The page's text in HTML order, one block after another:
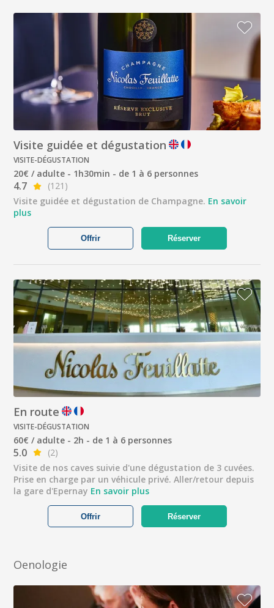
Visite guidée et dégustation
VISITE-DÉGUSTATION
20€ / adulte - 1h30min - de 1 à 6 personnes
4.7
(121)
Visite guidée et dégustation de Champagne. En savoir
plus
Réserver
Offrir
En route
VISITE-DÉGUSTATION
60€ / adulte - 2h - de 1 à 6 personnes
5.0
(2)
Visite de nos caves suivie d'une dégustation de 3 cuvées.
Prise en charge par un véhicule privé. Aller/retour depuis
la gare d'Epernay En savoir plus
Réserver
Offrir
Oenologie